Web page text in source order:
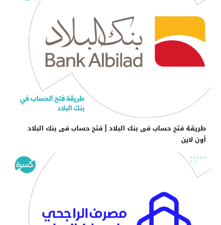
طريقة فتح حساب فى بنك البلاد | فتح حساب فى بنك البلاد
أون لاين